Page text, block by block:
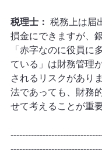
税理士： 税務上は届
損金にできますが、
「赤字なのに役員に
ている」は財務管理
されるリスクがあり
法であっても、財務
せて考えることが重要